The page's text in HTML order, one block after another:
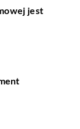
jest